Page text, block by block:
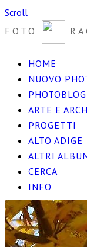
Scroll
FOTO
HOME
NUOVO
PHOTOBLOG
ARTE E
PROGETTI
ALTO ADIGE
ALTRI
CERCA
INFO